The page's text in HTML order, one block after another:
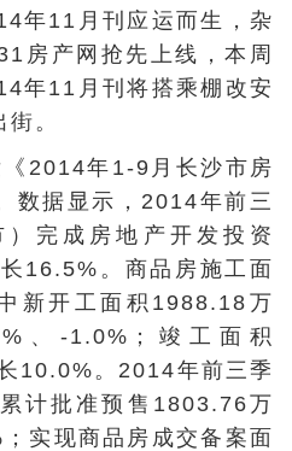
年11月刊应运而生，杂
房产网抢先上线，本周
年11月刊将搭乘棚改安
。
2014年1-9月长沙市房
数据显示，2014年前三
完成房地产开发投资
16.5%。商品房施工面
新开工面积1988.18万
、-1.0%；竣工面积
10.0%。2014年前三季
计批准预售1803.76万
实现商品房成交备案面